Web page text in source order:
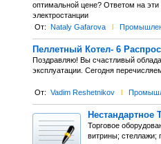
оптимальной цене? Ответом на
электростанции
От: Nataly Gafarova l
Пеллетный Котел- 6
Поздравляю! Вы счастливый
эксплуатации. Сегодня
От: Vadim Reshetnikov l
Нестандартное
Торговое
витрины; стеллажи;